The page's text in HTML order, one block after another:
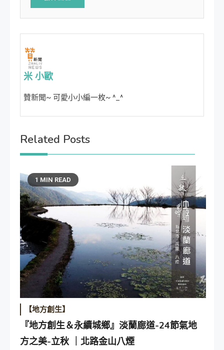
米 小歐
贊新聞~ 可愛小小編一枚~ ^_^
Related Posts
1 MIN READ
【地方創生】
『地方創生＆永續城鄉』淡蘭廊道-24節氣地
方之美-立秋 ｜北路金山八煙